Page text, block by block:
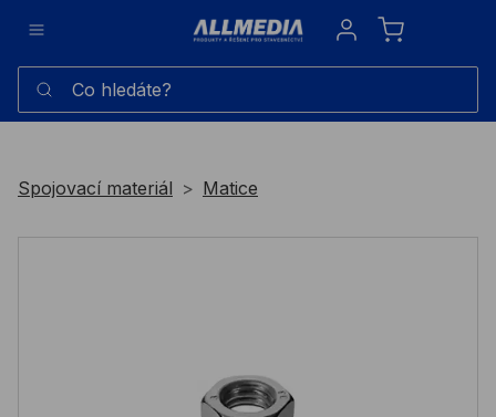
Sign in
Co hledáte?
Spojovací materiál Matice